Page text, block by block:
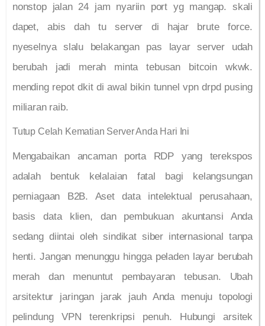
nonstop jalan 24 jam nyariin port yg mangap. skali
dapet, abis dah tu server di hajar brute force.
nyeselnya slalu belakangan pas layar server udah
berubah jadi merah minta tebusan bitcoin wkwk.
mending repot dkit di awal bikin tunnel vpn drpd pusing
miliaran raib.
Tutup Celah Kematian Server Anda Hari Ini
Mengabaikan ancaman porta RDP yang terekspos
adalah bentuk kelalaian fatal bagi kelangsungan
perniagaan B2B. Aset data intelektual perusahaan,
basis data klien, dan pembukuan akuntansi Anda
sedang diintai oleh sindikat siber internasional tanpa
henti. Jangan menunggu hingga peladen layar berubah
merah dan menuntut pembayaran tebusan. Ubah
arsitektur jaringan jarak jauh Anda menuju topologi
pelindung VPN terenkripsi penuh. Hubungi arsitek